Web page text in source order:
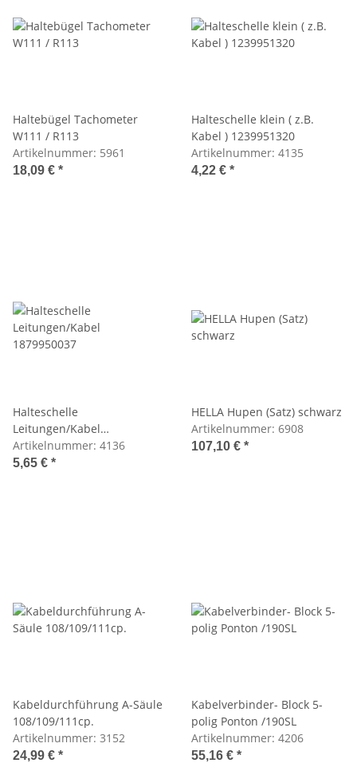
Haltebügel Tachometer
W111 / R113
Artikelnummer: 5961
18,09 € *
Halteschelle klein ( z.B.
Kabel ) 1239951320
Artikelnummer: 4135
4,22 € *
Halteschelle
Leitungen/Kabel
1879950037
Artikelnummer: 4136
5,65 € *
HELLA Hupen (Satz) schwarz
Artikelnummer: 6908
107,10 € *
Kabeldurchführung A-Säule
108/109/111cp.
Artikelnummer: 3152
24,99 € *
Kabelverbinder- Block 5-
polig Ponton /190SL
Artikelnummer: 4206
55,16 € *